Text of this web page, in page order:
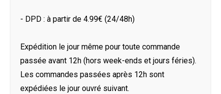
- DPD : à partir de 4.99€ (24/48h)
Expédition le jour même pour toute commande
passée avant 12h (hors week-ends et jours féries).
Les commandes passées après 12h sont
expédiées le jour ouvré suivant.